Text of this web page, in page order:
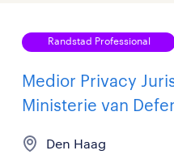
Randstad Professional
Medior Privacy
Ministerie van
Den Haag